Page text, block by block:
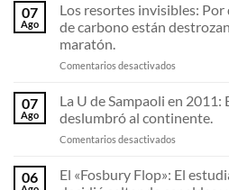
07
Ago
Los resortes invisibles:
de carbono están
maratón.
Comentarios desactivados
resortes
invisibles:
Por
qué
zapatillas
07
Ago
La U de Sampaoli en
deslumbró al continente.
Comentarios desactivados
U
de
06
El «Fosbury Flop»: El